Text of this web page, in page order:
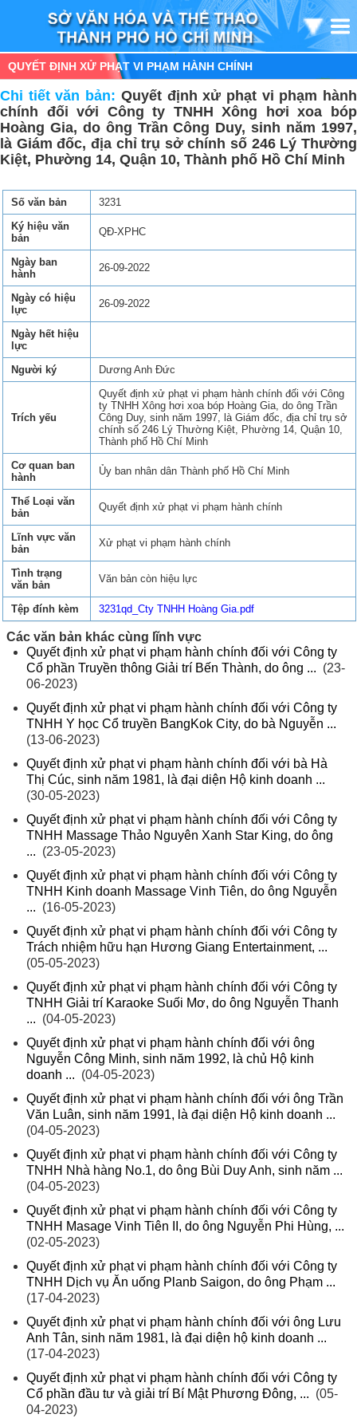
QUYẾT ĐỊNH XỬ PHẠT VI PHẠM HÀNH CHÍNH
Chi tiết văn bản: Quyết định xử phạt vi phạm hành
chính đối với Công ty TNHH Xông hơi xoa bóp
Hoàng Gia, do ông Trần Công Duy, sinh năm 1997,
là Giám đốc, địa chỉ trụ sở chính số 246 Lý Thường
Kiệt, Phường 14, Quận 10, Thành phố Hồ Chí Minh
Số văn bản
3231
Ký hiệu văn
bản
QĐ-XPHC
Ngày ban
hành
26-09-2022
Ngày có hiệu
lực
26-09-2022
Ngày hết hiệu
lực
Người ký
Dương Anh Đức
Trích yếu
Quyết định xử phạt vi phạm hành chính đối với Công
ty TNHH Xông hơi xoa bóp Hoàng Gia, do ông Trần
Công Duy, sinh năm 1997, là Giám đốc, địa chỉ trụ sở
chính số 246 Lý Thường Kiệt, Phường 14, Quận 10,
Thành phố Hồ Chí Minh
Cơ quan ban
hành
Ủy ban nhân dân Thành phố Hồ Chí Minh
Thể Loại văn
bản
Quyết định xử phạt vi phạm hành chính
Lĩnh vực văn
bản
Xử phạt vi phạm hành chính
Tình trạng
văn bản
Văn bản còn hiệu lực
Tệp đính kèm 3231qd_Cty TNHH Hoàng Gia.pdf
Các văn bản khác cùng lĩnh vực
Quyết định xử phạt vi phạm hành chính đối với Công ty
Cổ phần Truyền thông Giải trí Bến Thành, do ông ... (23-
06-2023)
Quyết định xử phạt vi phạm hành chính đối với Công ty
TNHH Y học Cổ truyền BangKok City, do bà Nguyễn ...
(13-06-2023)
Quyết định xử phạt vi phạm hành chính đối với bà Hà
Thị Cúc, sinh năm 1981, là đại diện Hộ kinh doanh ...
(30-05-2023)
Quyết định xử phạt vi phạm hành chính đối với Công ty
TNHH Massage Thảo Nguyên Xanh Star King, do ông
... (23-05-2023)
Quyết định xử phạt vi phạm hành chính đối với Công ty
TNHH Kinh doanh Massage Vinh Tiên, do ông Nguyễn
... (16-05-2023)
Quyết định xử phạt vi phạm hành chính đối với Công ty
Trách nhiệm hữu hạn Hương Giang Entertainment, ...
(05-05-2023)
Quyết định xử phạt vi phạm hành chính đối với Công ty
TNHH Giải trí Karaoke Suối Mơ, do ông Nguyễn Thanh
... (04-05-2023)
Quyết định xử phạt vi phạm hành chính đối với ông
Nguyễn Công Minh, sinh năm 1992, là chủ Hộ kinh
doanh ... (04-05-2023)
Quyết định xử phạt vi phạm hành chính đối với ông Trần
Văn Luân, sinh năm 1991, là đại diện Hộ kinh doanh ...
(04-05-2023)
Quyết định xử phạt vi phạm hành chính đối với Công ty
TNHH Nhà hàng No.1, do ông Bùi Duy Anh, sinh năm ...
(04-05-2023)
Quyết định xử phạt vi phạm hành chính đối với Công ty
TNHH Masage Vinh Tiên II, do ông Nguyễn Phi Hùng, ...
(02-05-2023)
Quyết định xử phạt vi phạm hành chính đối với Công ty
TNHH Dịch vụ Ăn uống Planb Saigon, do ông Phạm ...
(17-04-2023)
Quyết định xử phạt vi phạm hành chính đối với ông Lưu
Anh Tân, sinh năm 1981, là đại diện hộ kinh doanh ...
(17-04-2023)
Quyết định xử phạt vi phạm hành chính đối với Công ty
Cổ phần đầu tư và giải trí Bí Mật Phương Đông, ... (05-
04-2023)